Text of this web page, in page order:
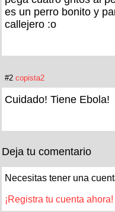
es un perro bonito y
callejero :o
#2 copista2
Cuidado! Tiene Ebola!
Deja tu comentario
Necesitas tener una
¡Registra tu cuenta ahora!